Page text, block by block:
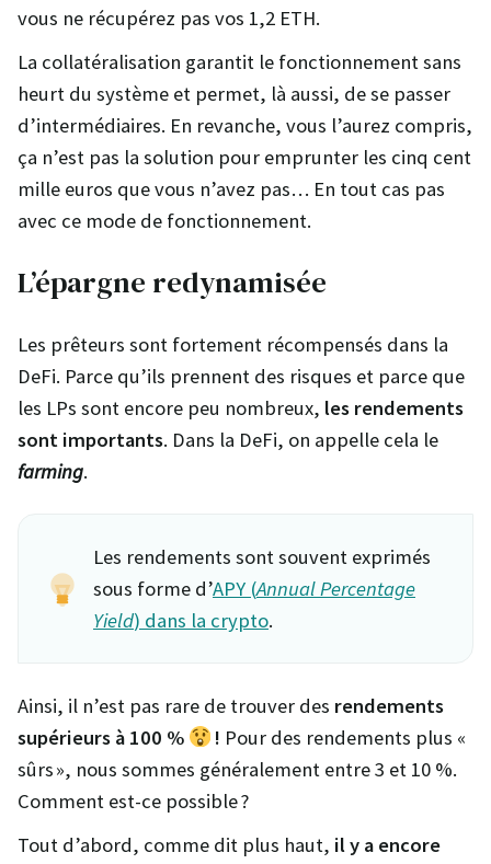
vous ne récupérez pas vos 1,2 ETH.
La collatéralisation garantit le fonctionnement sans
heurt du système et permet, là aussi, de se passer
d’intermédiaires. En revanche, vous l’aurez compris,
ça n’est pas la solution pour emprunter les cinq cent
mille euros que vous n’avez pas… En tout cas pas
avec ce mode de fonctionnement.
L’épargne redynamisée
Les prêteurs sont fortement récompensés dans la
DeFi. Parce qu’ils prennent des risques et parce que
les LPs sont encore peu nombreux, les rendements
sont importants. Dans la DeFi, on appelle cela le
farming.
Les rendements sont souvent exprimés
sous forme d’APY (Annual Percentage
Yield) dans la crypto.
Ainsi, il n’est pas rare de trouver des rendements
supérieurs à 100 %
! Pour des rendements plus «
sûrs », nous sommes généralement entre 3 et 10 %.
Comment est-ce possible ?
Tout d’abord, comme dit plus haut, il y a encore